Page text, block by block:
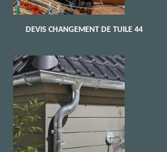
DEVIS CHANGEMENT DE TUILE 44